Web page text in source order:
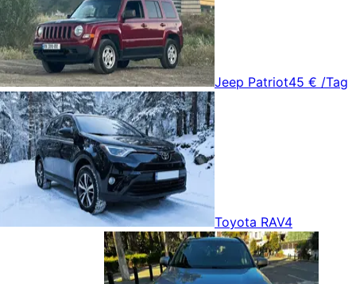
Jeep Patriot45 € /Tag
Toyota RAV4